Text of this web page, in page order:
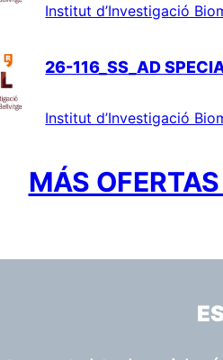
Institut d’Investigació
26-116_SS_AD
Institut d’Investigació
MÁS